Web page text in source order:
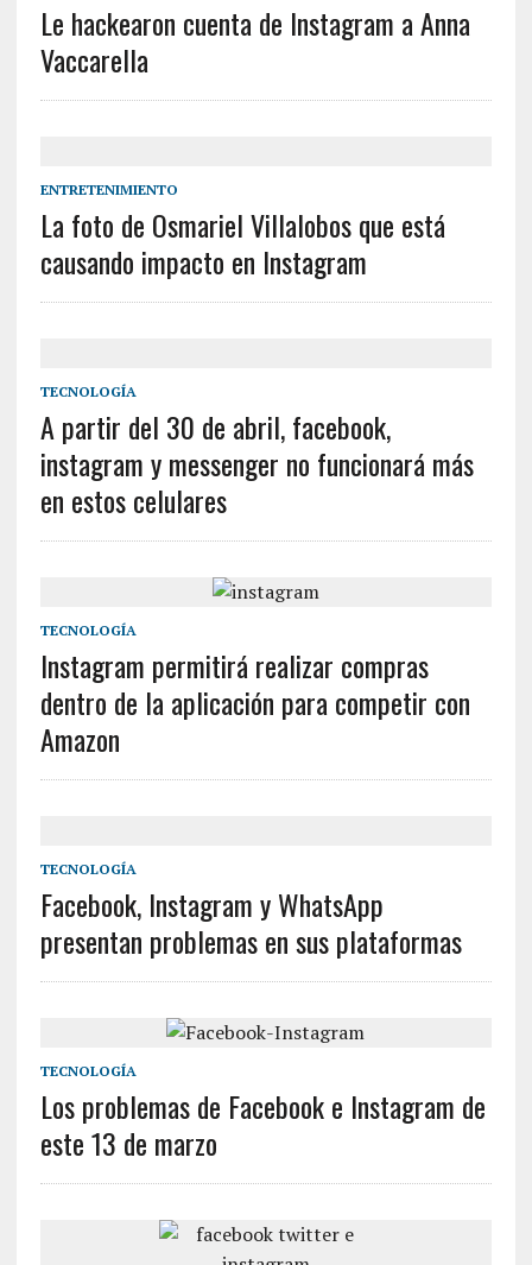
Le hackearon cuenta de Instagram a Anna
Vaccarella
ENTRETENIMIENTO
La foto de Osmariel Villalobos que está
causando impacto en Instagram
TECNOLOGÍA
A partir del 30 de abril, facebook,
instagram y messenger no funcionará más
en estos celulares
TECNOLOGÍA
Instagram permitirá realizar compras
dentro de la aplicación para competir con
Amazon
TECNOLOGÍA
Facebook, Instagram y WhatsApp
presentan problemas en sus plataformas
TECNOLOGÍA
Los problemas de Facebook e Instagram de
este 13 de marzo